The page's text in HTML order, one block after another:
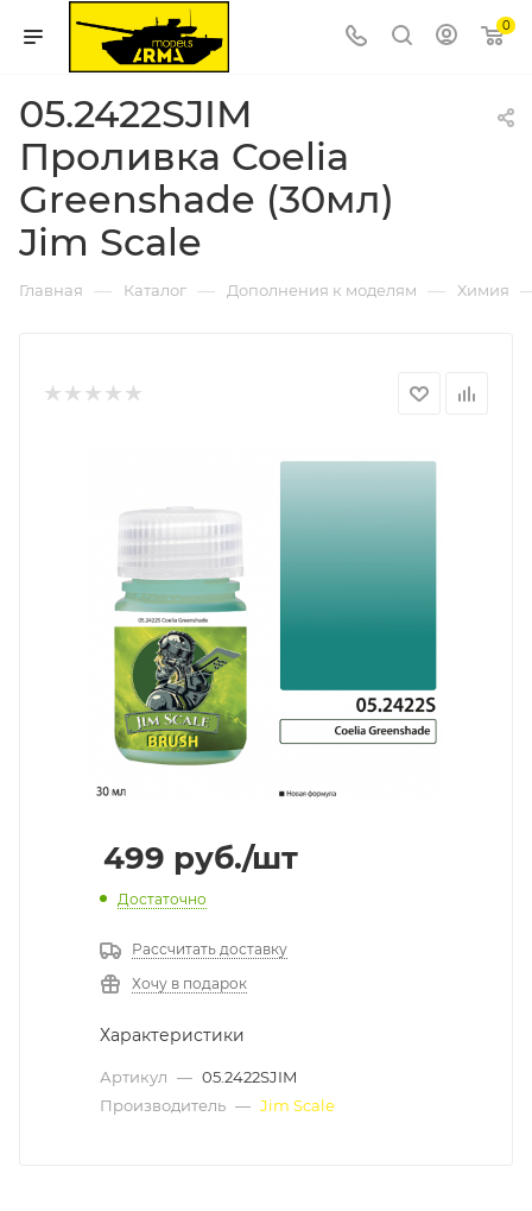
0
05.2422SJIM
Проливка Coelia
Greenshade (30мл)
Jim Scale
Главная — Каталог — Дополнения к моделям — Химия
499 руб./шт
Достаточно
Рассчитать доставку
Хочу в подарок
Характеристики
Артикул — 05.2422SJIM
Производитель — Jim Scale